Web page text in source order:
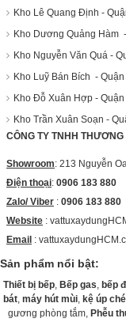
Kho Lê Quang Định -
Kho Dương Quảng Hàm
Kho Nguyễn Văn Quá -
Kho Luỹ Bán Bích - Quận
Kho Đỗ Xuân Hợp - Quận
Kho Trần Xuân Soạn -
CÔNG TY TNHH
Showroom: 213 Nguyễn
Điện thoại: 0906 183 880
Zalo/ Viber : 0906 183 880
Website :
Email :
Sản phẩm nổi bật:
Thiết bị bếp, Bếp gas bếp
bát, máy hút mùi, kệ úp
gương phòng tắm, Phễu